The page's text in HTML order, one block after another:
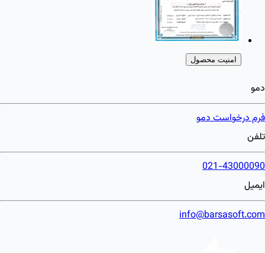
امنیت محصول
دمو
فرم درخواست دمو
تلفن
021-43000090
ایمیل
info@barsasoft.com